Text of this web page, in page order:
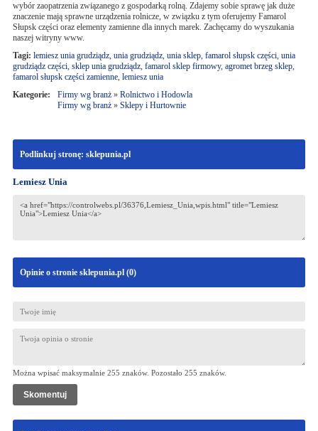
wybór zaopatrzenia związanego z gospodarką rolną. Zdajemy sobie sprawę jak duże
znaczenie mają sprawne urządzenia rolnicze, w związku z tym oferujemy Famarol
Słupsk części oraz elementy zamienne dla innych marek. Zachęcamy do wyszukania
naszej witryny www.
Tagi: lemiesz unia grudziądz, unia grudziądz, unia sklep, famarol słupsk części, unia
grudziądz części, sklep unia grudziądz, famarol sklep firmowy, agromet brzeg sklep,
famarol słupsk części zamienne, lemiesz unia
Kategorie:
Firmy wg branż» Rolnictwo i Hodowla
Firmy wg branż» Sklepy i Hurtownie
Podlinkuj stronę: sklepunia.pl
Lemiesz Unia
Opinie o stronie sklepunia.pl (0)
Można wpisać maksymalnie 255 znaków. Pozostało 255 znaków.